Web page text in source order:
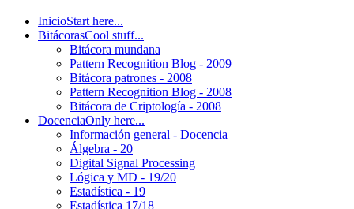
InicioStart here...
BitácorasCool stuff...
Bitácora mundana
Pattern Recognition Blog - 2009
Bitácora patrones - 2008
Pattern Recognition Blog - 2008
Bitácora de Criptología - 2008
DocenciaOnly here...
Información general - Docencia
Álgebra - 20
Digital Signal Processing
Lógica y MD - 19/20
Estadística - 19
Estadística 17/18